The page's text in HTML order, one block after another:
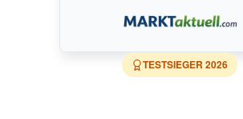
TESTSIEGER 2026